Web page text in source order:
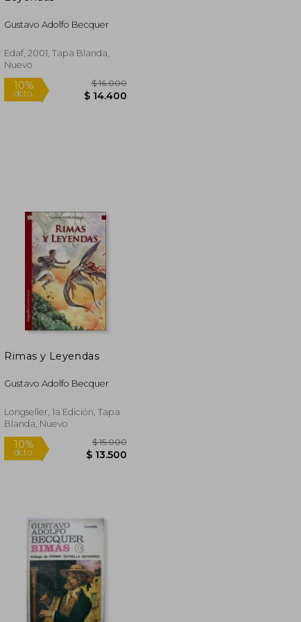
$ 10.400
$ 9.360
Gustavo Adolfo Becquer
Edaf, 2001, Tapa Blanda,
Nuevo
10%
dcto.
Rimas y Leyendas
Gustavo Adolfo Becquer
Longseller, 1a Edición, Tapa
Blanda, Nuevo